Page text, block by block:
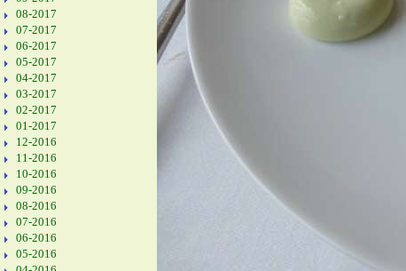
08-2017
07-2017
06-2017
05-2017
04-2017
03-2017
02-2017
01-2017
12-2016
11-2016
10-2016
09-2016
08-2016
07-2016
06-2016
05-2016